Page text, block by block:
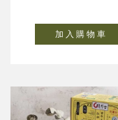
加 入 購 物 車